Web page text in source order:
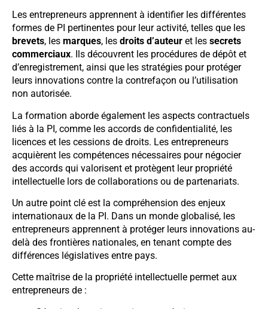
Les entrepreneurs apprennent à identifier les différentes
formes de PI pertinentes pour leur activité, telles que les
brevets, les marques, les droits d’auteur et les secrets
commerciaux. Ils découvrent les procédures de dépôt et
d’enregistrement, ainsi que les stratégies pour protéger
leurs innovations contre la contrefaçon ou l’utilisation
non autorisée.
La formation aborde également les aspects contractuels
liés à la PI, comme les accords de confidentialité, les
licences et les cessions de droits. Les entrepreneurs
acquièrent les compétences nécessaires pour négocier
des accords qui valorisent et protègent leur propriété
intellectuelle lors de collaborations ou de partenariats.
Un autre point clé est la compréhension des enjeux
internationaux de la PI. Dans un monde globalisé, les
entrepreneurs apprennent à protéger leurs innovations au-
delà des frontières nationales, en tenant compte des
différences législatives entre pays.
Cette maîtrise de la propriété intellectuelle permet aux
entrepreneurs de :